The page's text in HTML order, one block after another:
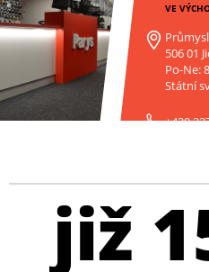
VE
506 01
Po-Ne:
Státní
+420
již